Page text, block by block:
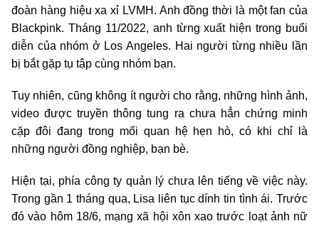
đoàn hàng hiệu xa xỉ LVMH. Anh đồng thời là một fan của
Blackpink. Tháng 11/2022, anh từng xuất hiện trong buổi
diễn của nhóm ở Los Angeles. Hai người từng nhiều lần
bị bắt gặp tụ tập cùng nhóm bạn.
Tuy nhiên, cũng không ít người cho rằng, những hình ảnh,
video được truyền thông tung ra chưa hẳn chứng minh
cặp đôi đang trong mối quan hệ hẹn hò, có khi chỉ là
những người đồng nghiệp, bạn bè.
Hiện tại, phía công ty quản lý chưa lên tiếng về việc này.
Trong gần 1 tháng qua, Lisa liên tục dính tin tình ái. Trước
đó vào hôm 18/6, mạng xã hội xôn xao trước loạt ảnh nữ